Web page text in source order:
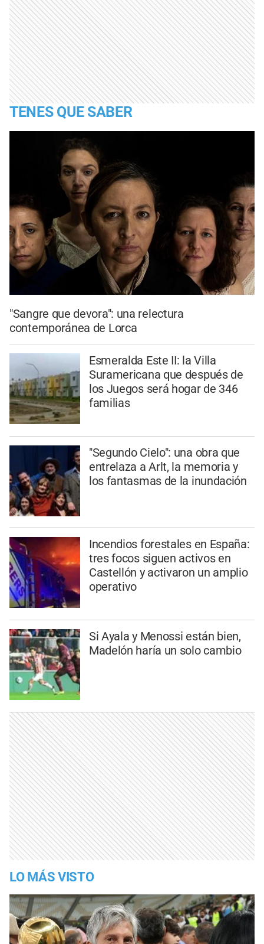
TENES QUE SABER
"Sangre que devora": una relectura
contemporánea de Lorca
Esmeralda Este II: la Villa
Suramericana que después de
los Juegos será hogar de 346
familias
"Segundo Cielo": una obra que
entrelaza a Arlt, la memoria y
los fantasmas de la inundación
Incendios forestales en España:
tres focos siguen activos en
Castellón y activaron un amplio
operativo
Si Ayala y Menossi están bien,
Madelón haría un solo cambio
LO MÁS VISTO